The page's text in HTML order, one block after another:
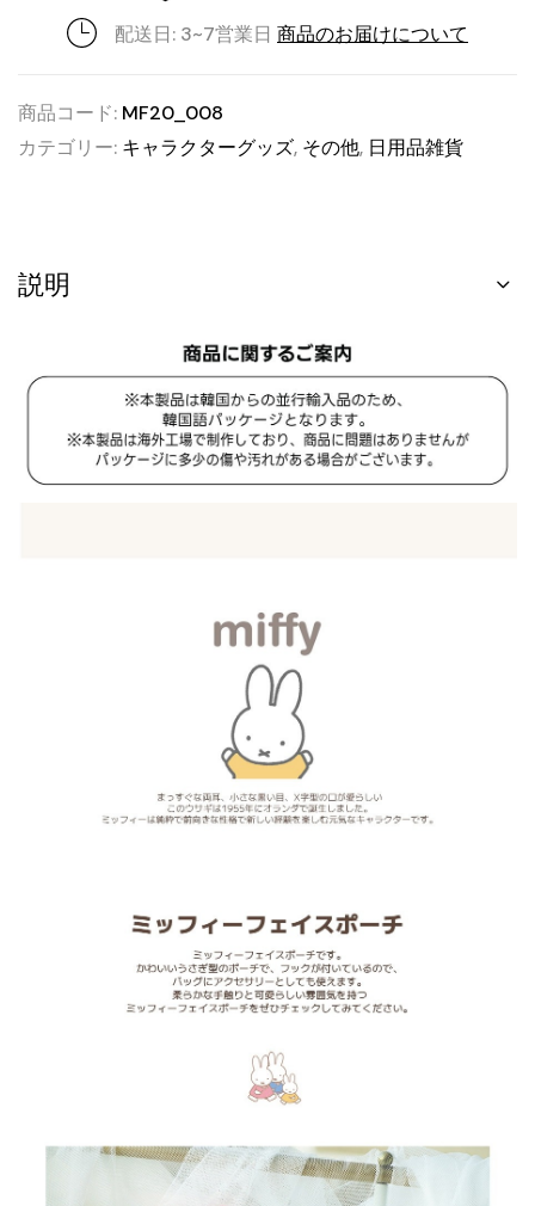
配送日: 3~7営業日 商品のお届けについて
商品コード: MF20_008
カテゴリー: キャラクターグッズ, その他, 日用品雑貨
説明